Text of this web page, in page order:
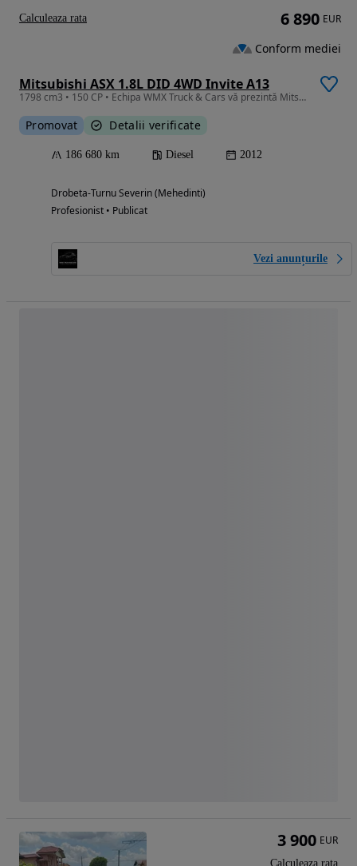
Mitsubishi ASX 1.8L DID 4WD Invite A13
1798 cm3 • 150 CP • Echipa WMX Truck & Cars vă prezintă Mitsubishi ASX I 1.8 DI-D DOHC MIV
Promovat Detalii verificate
186 680 km Diesel 2012
Drobeta-Turnu Severin (Mehedinti)
Profesionist • Publicat
Vezi anunțurile
6 890 EUR
Conform mediei
Calculeaza rata
3 900 EUR
Calculeaza rata